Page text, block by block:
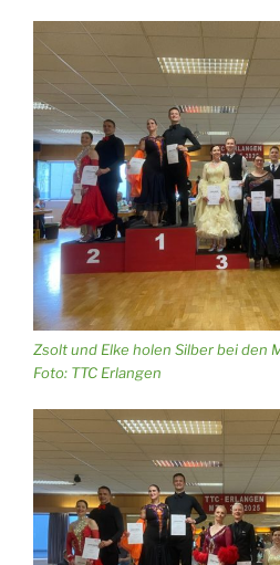
Zsolt und Elke holen Silber bei den
Foto: TTC Erlangen